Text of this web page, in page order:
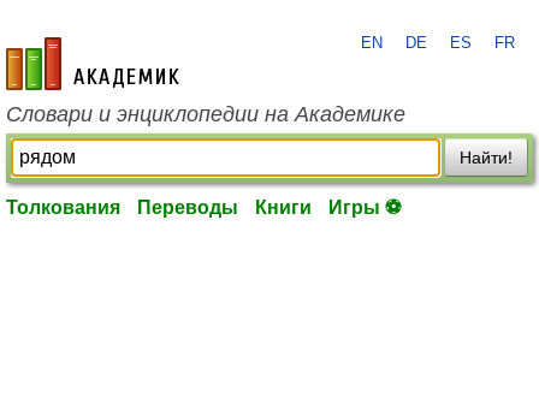
academic.ru
EN DE ES FR
Словари и энциклопедии на Академике
Найти!
Толкования Переводы Книги Игры ⚽